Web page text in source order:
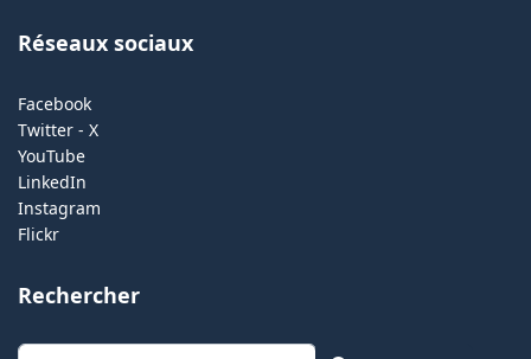
Réseaux sociaux
Facebook
Twitter - X
YouTube
LinkedIn
Instagram
Flickr
Rechercher